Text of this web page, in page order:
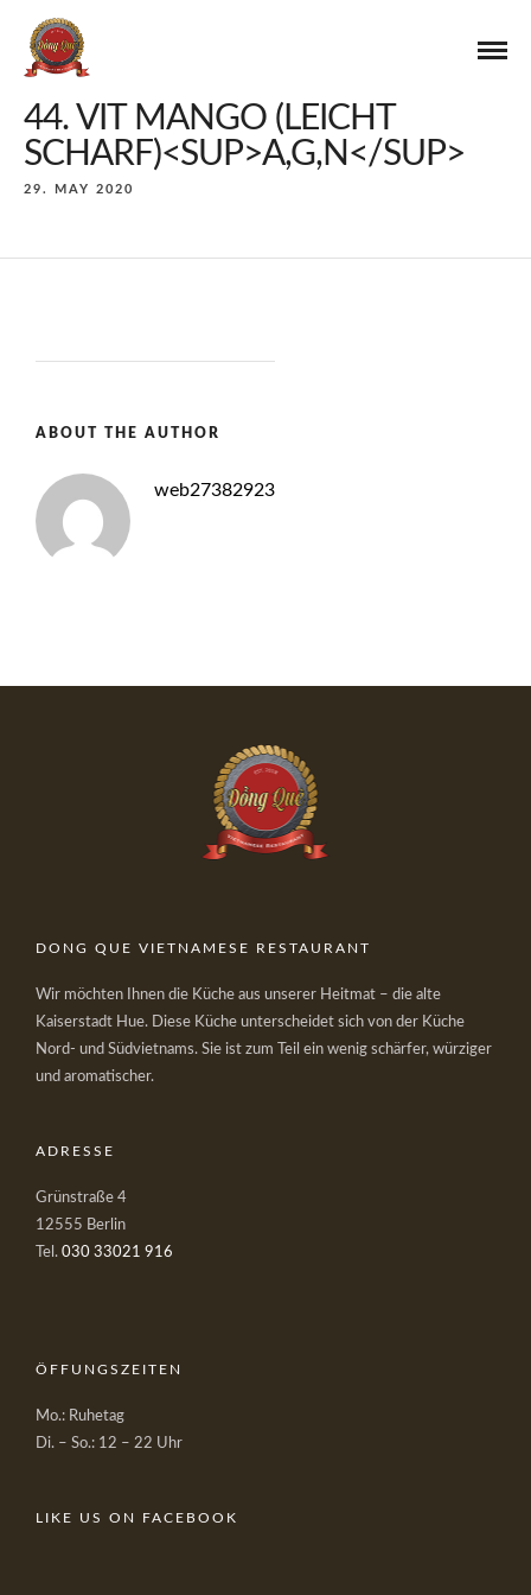
44. VIT MANGO (LEICHT
SCHARF)<SUP>A,G,N</SUP>
29. MAY 2020
ABOUT THE AUTHOR
web27382923
DONG QUE VIETNAMESE RESTAURANT
Wir möchten Ihnen die Küche aus unserer Heitmat – die alte
Kaiserstadt Hue. Diese Küche unterscheidet sich von der Küche
Nord- und Südvietnams. Sie ist zum Teil ein wenig schärfer, würziger
und aromatischer.
ADRESSE
Grünstraße 4
12555 Berlin
Tel. 030 33021 916
ÖFFUNGSZEITEN
Mo.: Ruhetag
Di. – So.: 12 – 22 Uhr
LIKE US ON FACEBOOK